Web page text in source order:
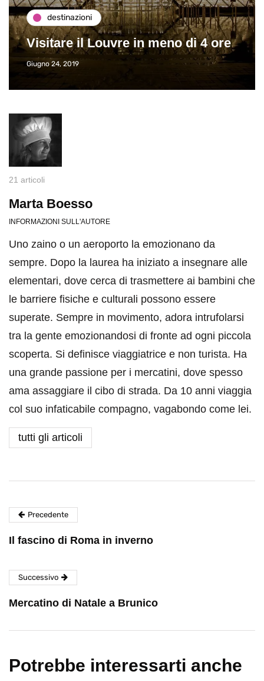
destinazioni
Visitare il Louvre in meno di 4 ore
Giugno 24, 2019
21 articoli
Marta Boesso
INFORMAZIONI SULL'AUTORE
Uno zaino o un aeroporto la emozionano da
sempre. Dopo la laurea ha iniziato a insegnare alle
elementari, dove cerca di trasmettere ai bambini che
le barriere fisiche e culturali possono essere
superate. Sempre in movimento, adora intrufolarsi
tra la gente emozionandosi di fronte ad ogni piccola
scoperta. Si definisce viaggiatrice e non turista. Ha
una grande passione per i mercatini, dove spesso
ama assaggiare il cibo di strada. Da 10 anni viaggia
col suo infaticabile compagno, vagabondo come lei.
tutti gli articoli
Precedente
Il fascino di Roma in inverno
Successivo
Mercatino di Natale a Brunico
Potrebbe interessarti anche